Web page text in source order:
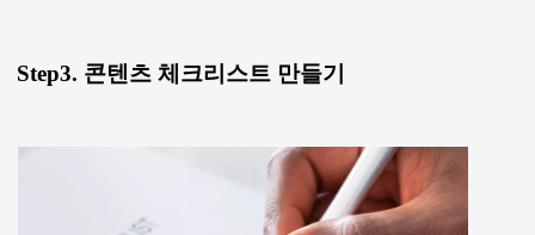
Step3. 콘텐츠 체크리스트 만들기